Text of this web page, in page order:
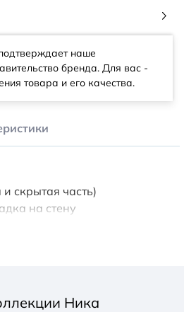
наше
бренда. Для вас -
товара и его качества.
скрытая часть)
на стену
Ника